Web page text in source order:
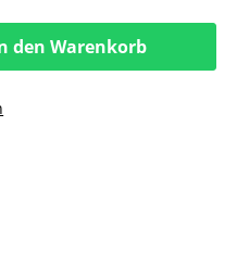
den Warenkorb